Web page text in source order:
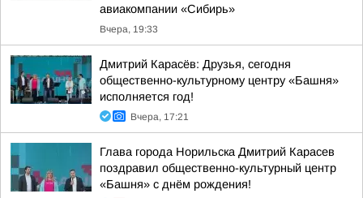
авиакомпании «Сибирь»
Вчера, 19:33
Дмитрий Карасёв: Друзья, сегодня
общественно-культурному центру «Башня»
исполняется год!
Вчера, 17:21
Глава города Норильска Дмитрий Карасев
поздравил общественно-культурный центр
«Башня» с днём рождения!